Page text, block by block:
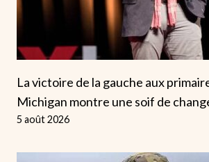
La victoire de la gauche aux
Michigan montre une soif de
5 août 2026